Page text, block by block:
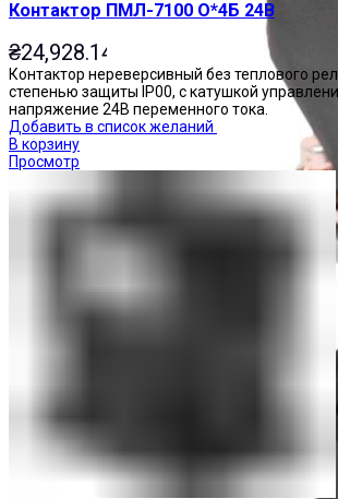
Контактор ПМЛ-7100 О*4Б 24В
₴24,928.14
Контактор нереверсивный без теплового
степенью защиты IP00, с катушкой
напряжение 24В переменного тока.
Добавить в список желаний
В корзину
Просмотр